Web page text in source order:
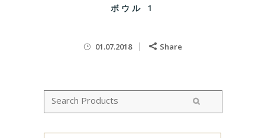
ボウル 1
01.07.2018 Share